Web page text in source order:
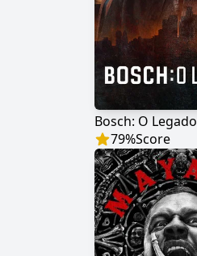
Bosch: O Legado
79%Score